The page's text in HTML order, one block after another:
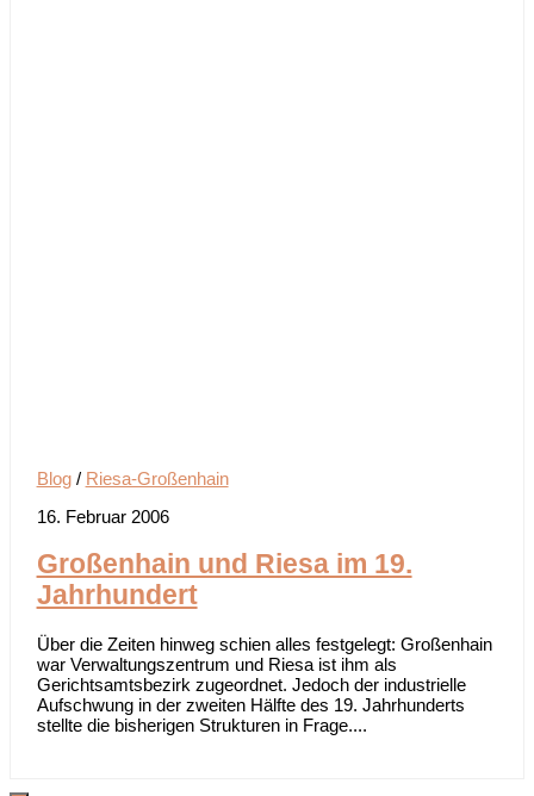
Blog/ Riesa-Großenhain
16. Februar 2006
Großenhain und Riesa im 19.
Jahrhundert
Über die Zeiten hinweg schien alles festgelegt: Großenhain
war Verwaltungszentrum und Riesa ist ihm als
Gerichtsamtsbezirk zugeordnet. Jedoch der industrielle
Aufschwung in der zweiten Hälfte des 19. Jahrhunderts
stellte die bisherigen Strukturen in Frage....